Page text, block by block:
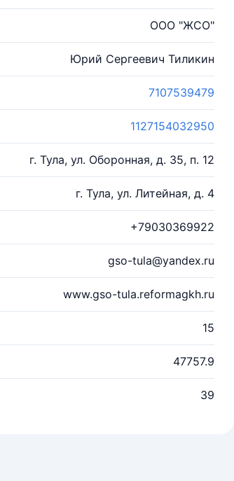
ООО "ЖСО"
Юрий Сергеевич Тиликин
7107539479
1127154032950
г. Тула, ул. Оборонная, д. 35, п. 12
г. Тула, ул. Литейная, д. 4
+79030369922
gso-tula@yandex.ru
www.gso-tula.reformagkh.ru
15
47757.9
39